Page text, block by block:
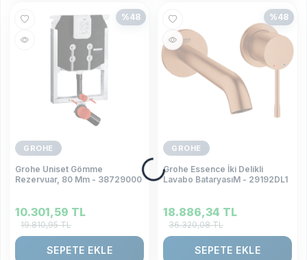
%48
GROHE
Grohe Uniset Gömme
Rezervuar, 80 Mm - 38729000
10.301,59 TL
19.810,95TL
SEPETE EKLE
%48
GROHE
Grohe Essence İki Delikli
Lavabo BataryasıM - 29192DL1
18.886,34 TL
36.320,08TL
SEPETE EKLE